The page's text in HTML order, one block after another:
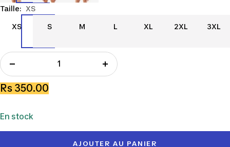
Taille: XS
XS
XS S
S M
M LL XL
XL 2XL
2XL 3XL
3XL
la
quantité
Augmenter
Prix
vente
Rs 350.00
En stock
AJOUTER AU PANIER